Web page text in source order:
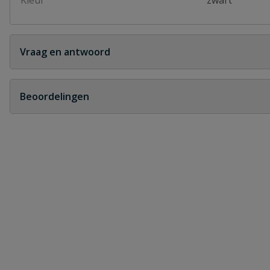
Vraag en antwoord
Geen vragen
Beoordelingen